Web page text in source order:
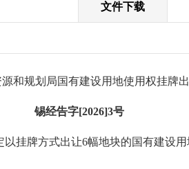
文件下载
和规划局国有建设用地使用权挂牌
锡经告字[2026]3号
挂牌方式出让6幅地块的国有建设